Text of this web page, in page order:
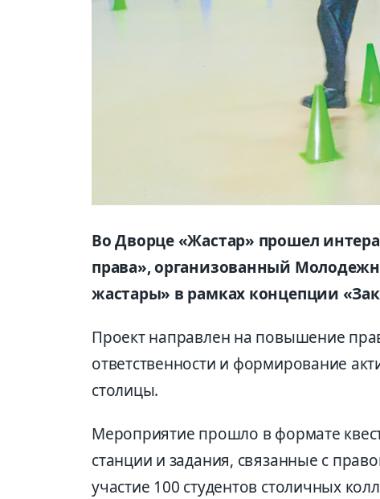
Во Дворце «Жастар» прошел
права», организованный
жастары» в рамках концепции
Проект направлен на повышение
ответственности и формирование
столицы.
Мероприятие прошло в формате
станции и задания, связанные с
участие 100 студентов столичных